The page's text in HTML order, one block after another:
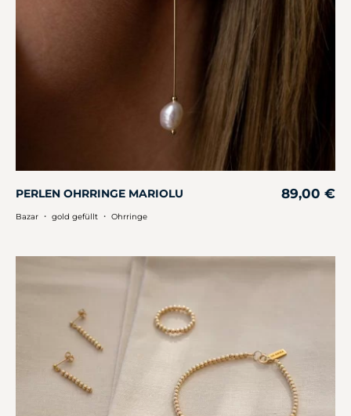
PERLEN OHRRINGE MARIOLU 89,00 €
Bazar ・ gold gefüllt ・ Ohrringe